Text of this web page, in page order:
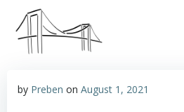
by Preben on August 1, 2021